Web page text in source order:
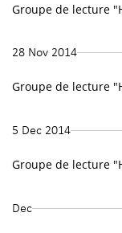
Groupe de lecture
28 Nov 2014
Groupe de lecture
5 Dec 2014
Groupe de lecture
Dec